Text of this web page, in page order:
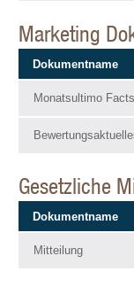
Marketing
Dokumentname
Monatsultimo
Gesetzliche
Dokumentname
Mitteilung